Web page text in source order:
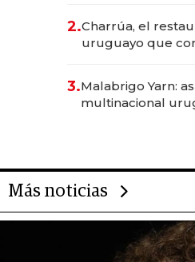
millones
2.Charrúa, el
uruguayo que
anticipación y
3.Malabrigo Yarn:
multinacional
Más noticias